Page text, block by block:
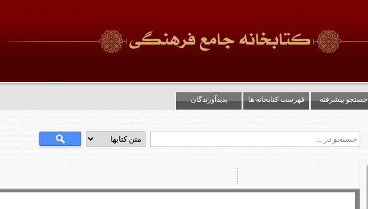
جستجو پیشرفته فهرست کتابخانه ها پدیدآورندگان